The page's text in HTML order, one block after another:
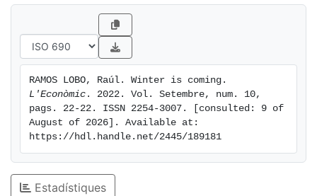
L'Econòmic . 2022. Vol. Setembre, num. 10,
pags. 22-22. ISSN 2254-3007. [consulted: 9 of
August of 2026]. Available at:
https://hdl.handle.net/2445/189181
Estadístiques